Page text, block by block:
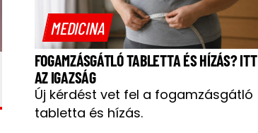
MEDICINA
FOGAMZÁSGÁTLÓ TABLETTA ÉS HÍZÁS? ITT
AZ IGAZSÁG
Új kérdést vet fel a fogamzásgátló
tabletta és hízás.